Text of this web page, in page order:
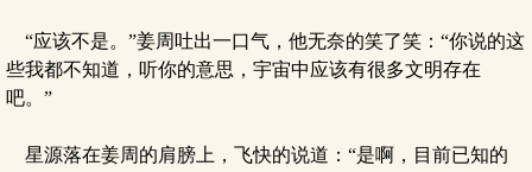
“应该不是。”姜周吐出一口气，他无奈的笑了笑：“你说的这
些我都不知道，听你的意思，宇宙中应该有很多文明存在
吧。”
星源落在姜周的肩膀上，飞快的说道：“是啊，目前已知的